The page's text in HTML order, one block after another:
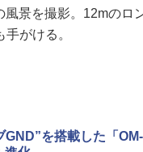
景を撮影。12mのロ
がける。
を搭載した「